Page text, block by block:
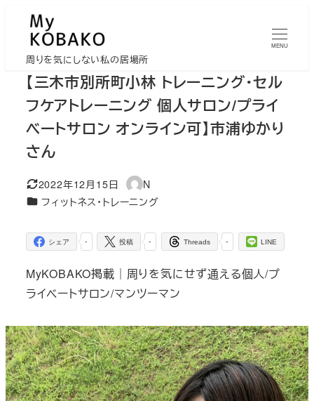
周りを気にしない私の居場所
MENU
【三木市別所町小林 トレーニング・セル
フケアトレーニング 個人サロン/プライ
ベートサロン オンライン可】市浦ゆかり
さん
更新日
2022年12月15日
著
者
N
カテゴリー
フィットネス・トレーニング
-
シェア -
投稿 -
Threads LINE
MyKOBAKO掲載｜周りを気にせず通える個人/プ
ライベートサロン/マンツーマン